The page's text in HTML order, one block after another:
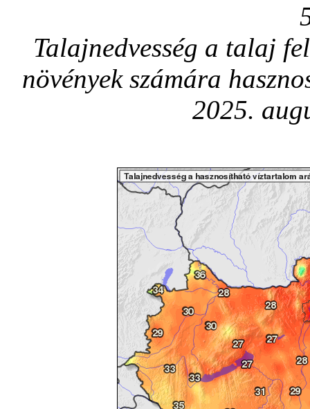
Talajnedvesség a talaj
növények számára
2025.